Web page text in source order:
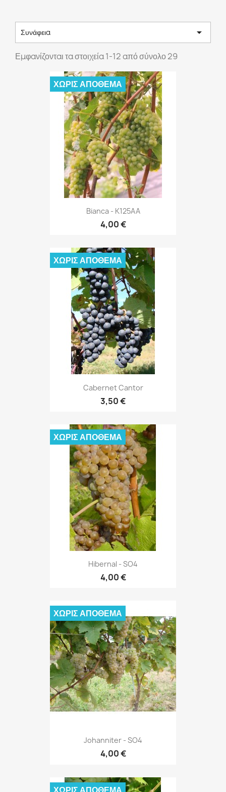
Συνάφεια 
Εμφανίζονται τα στοιχεία 1-12 από σύνολο 29
Bianca - K125AA
4,00 €
ΧΩΡΊΣ ΑΠΌΘΕΜΑ
Cabernet Cantor
3,50 €
ΧΩΡΊΣ ΑΠΌΘΕΜΑ
Hibernal - SO4
4,00 €
ΧΩΡΊΣ ΑΠΌΘΕΜΑ
Johanniter - SO4
4,00 €
ΧΩΡΊΣ ΑΠΌΘΕΜΑ
ΧΩΡΊΣ ΑΠΌΘΕΜΑ